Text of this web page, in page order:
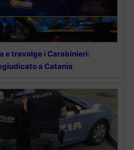
e travolge i Carabinieri:
a Catania